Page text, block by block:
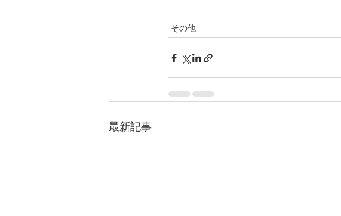
その他
最新記事